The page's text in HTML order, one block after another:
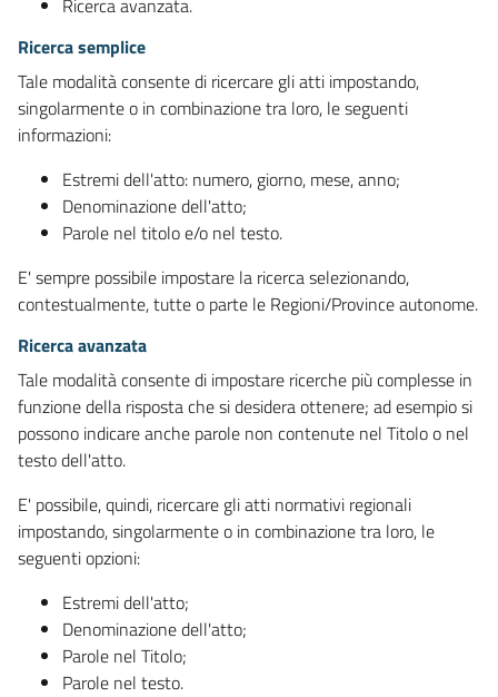
Ricerca avanzata.
Ricerca semplice
Tale modalità consente di ricercare gli atti impostando,
singolarmente o in combinazione tra loro, le seguenti
informazioni:
Estremi dell'atto: numero, giorno, mese, anno;
Denominazione dell'atto;
Parole nel titolo e/o nel testo.
E' sempre possibile impostare la ricerca selezionando,
contestualmente, tutte o parte le Regioni/Province autonome.
Ricerca avanzata
Tale modalità consente di impostare ricerche più complesse in
funzione della risposta che si desidera ottenere; ad esempio si
possono indicare anche parole non contenute nel Titolo o nel
testo dell'atto.
E' possibile, quindi, ricercare gli atti normativi regionali
impostando, singolarmente o in combinazione tra loro, le
seguenti opzioni:
Estremi dell'atto;
Denominazione dell'atto;
Parole nel Titolo;
Parole nel testo.